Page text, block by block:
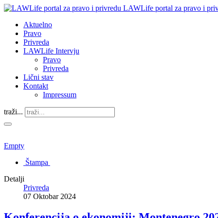
LAWLife portal za pravo i
Aktuelno
Pravo
Privreda
LAWLife Intervju
Pravo
Privreda
Lični stav
Kontakt
Impressum
traži...
Empty
Štampa
Detalji
Privreda
07 Oktobar 2024